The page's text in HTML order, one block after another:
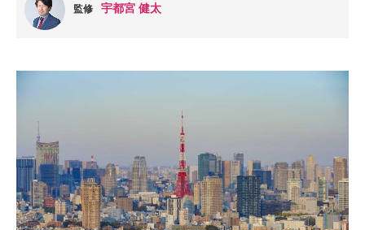
監修 宇都宮 健太